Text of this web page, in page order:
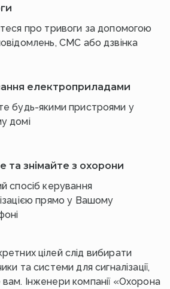
про тривоги за допомогою
СМС або дзвінка
електроприладами
будь-якими пристроями у
домі
та знімайте з охорони
спосіб керування
прямо у Вашому
цілей слід вибирати
та системи для сигналізації,
Інженери компанії «Охорона